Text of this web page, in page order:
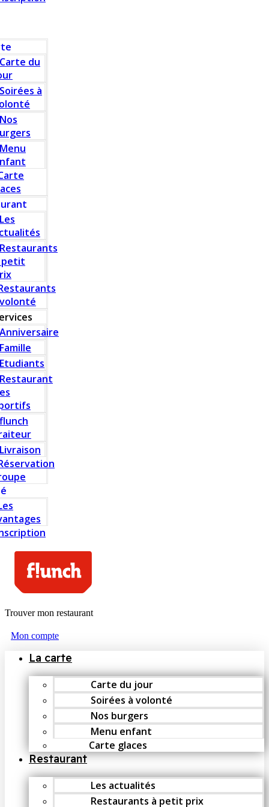
Carte du
Soirées à
Nos
Menu
Les
Restaurants
petit
Anniversaire
Famille
Etudiants
Restaurant
flunch
Livraison
Trouver mon restaurant
Mon compte
La carte
Carte du jour
Soirées à volonté
Nos burgers
Menu enfant
Carte glaces
Restaurant
Les actualités
Restaurants à petit prix